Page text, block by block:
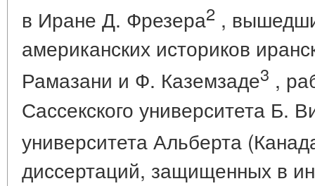
в Иране Д. Фрезера2 ,
американских историков
Рамазани и Ф. Каземзаде3 ,
Сассекского университета Б.
университета Альберта
диссертаций, защищенных в